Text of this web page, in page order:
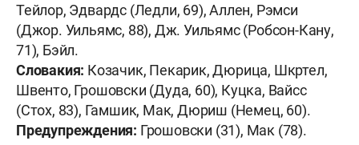
Тейлор, Эдвардс (Ледли, 69), Аллен, Рэмси
(Джор. Уильямс, 88), Дж. Уильямс (Робсон-Кану,
71), Бэйл.
Словакия: Козачик, Пекарик, Дюрица, Шкртел,
Швенто, Грошовски (Дуда, 60), Куцка, Вайсс
(Стох, 83), Гамшик, Мак, Дюриш (Немец, 60).
Предупреждения: Грошовски (31), Мак (78).